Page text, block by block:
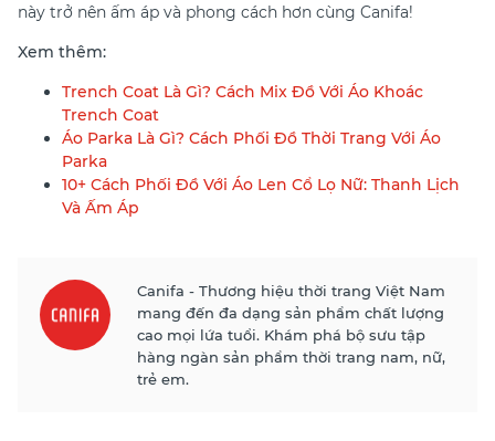
này trở nên ấm áp và phong cách hơn cùng Canifa!
Xem thêm:
Trench Coat Là Gì? Cách Mix Đồ Với Áo Khoác
Trench Coat
Áo Parka Là Gì? Cách Phối Đồ Thời Trang Với Áo
Parka
10+ Cách Phối Đồ Với Áo Len Cổ Lọ Nữ: Thanh Lịch
Và Ấm Áp
Canifa - Thương hiệu thời trang Việt Nam
mang đến đa dạng sản phẩm chất lượng
cao mọi lứa tuổi. Khám phá bộ sưu tập
hàng ngàn sản phẩm thời trang nam, nữ,
trẻ em.